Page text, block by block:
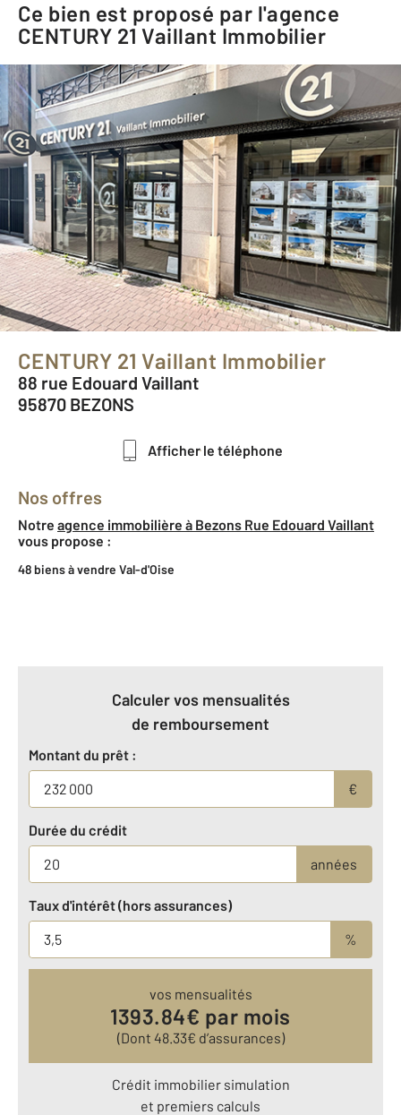
Ce bien est proposé par l'agence
CENTURY 21 Vaillant Immobilier
CENTURY 21 Vaillant Immobilier
88 rue Edouard Vaillant
95870 BEZONS
Afficher le téléphone
Nos offres
Notre agence immobilière à Bezons Rue Edouard Vaillant
vous propose :
48 biens à vendre Val-d'Oise
Calculer vos mensualités
de remboursement
Montant du prêt :
€
Durée du crédit
années
Taux d'intérêt (hors assurances)
%
vos mensualités
1393.84€ par mois
(Dont 48.33€ d’assurances)
Crédit immobilier simulation
et premiers calculs